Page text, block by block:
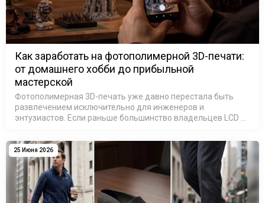
Как заработать на фотополимерной 3D-печати:
от домашнего хобби до прибыльной
мастерской
Фотополимерная 3D-печать уже давно перестала быть
развлечением исключительно для инженеров и
энтузиастов. Если раньше большинство владельцев LCD и
удовольствия, то сегодня ситуация и…
25 Июня 2026